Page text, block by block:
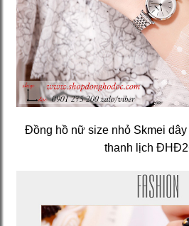
Đồng hồ nữ size nhỏ Skmei
thanh lịch